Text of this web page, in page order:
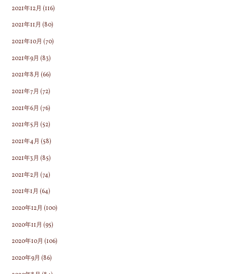
2021年12月 (116)
2021年11月 (80)
2021年10月 (70)
2021年9月 (83)
2021年8月 (66)
2021年7月 (72)
2021年6月 (76)
2021年5月 (52)
2021年4月 (58)
2021年3月 (85)
2021年2月 (74)
2021年1月 (64)
2020年12月 (100)
2020年11月 (95)
2020年10月 (106)
2020年9月 (86)